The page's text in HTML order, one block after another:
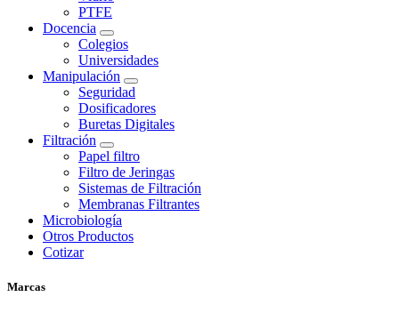
PTFE
Docencia
Colegios
Universidades
Manipulación
Seguridad
Dosificadores
Buretas Digitales
Filtración
Papel filtro
Filtro de Jeringas
Sistemas de Filtración
Membranas Filtrantes
Microbiología
Otros Productos
Cotizar
Marcas